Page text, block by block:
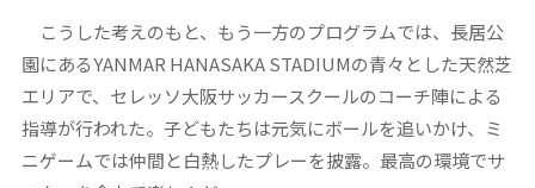
こうした考えのもと、もう一方のプログラムでは、長居公
園にあるYANMAR HANASAKA STADIUMの青々とした天然芝
エリアで、セレッソ大阪サッカースクールのコーチ陣による
指導が行われた。子どもたちは元気にボールを追いかけ、ミ
ニゲームでは仲間と白熱したプレーを披露。最高の環境でサ